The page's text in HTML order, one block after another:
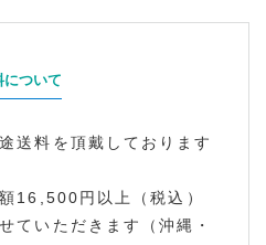
について
送料を頂戴しております
16,500円以上（税込）
ていただきます（沖縄・